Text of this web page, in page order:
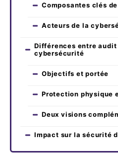
Composantes clés
Acteurs de la
Différences entre
cybersécurité
Objectifs et portée
Protection physique
Deux visions
Impact sur la sécurité